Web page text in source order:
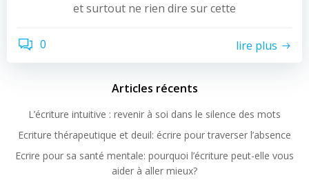
et surtout ne rien dire sur cette
0 lire plus
Articles récents
L’écriture intuitive : revenir à soi dans le silence des mots
Ecriture thérapeutique et deuil: écrire pour traverser l’absence
Ecrire pour sa santé mentale: pourquoi l’écriture peut-elle vous
aider à aller mieux?